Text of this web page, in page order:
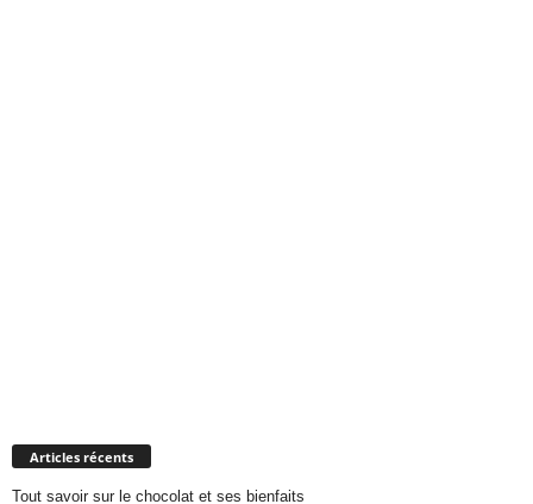
Articles récents
Tout savoir sur le chocolat et ses bienfaits